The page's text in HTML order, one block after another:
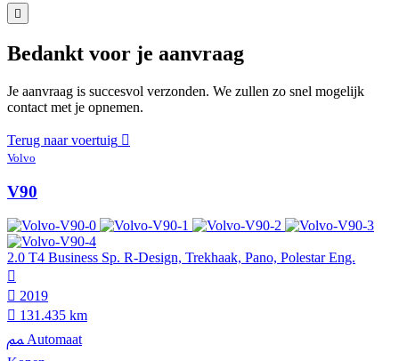
Bedankt voor je aanvraag
Je aanvraag is succesvol verzonden. We zullen zo snel mogelijk
contact met je opnemen.
Terug naar voertuig
Volvo
V90
2.0 T4 Business Sp. R-Design, Trekhaak, Pano, Polestar Eng.
2019
131.435 km
Automaat